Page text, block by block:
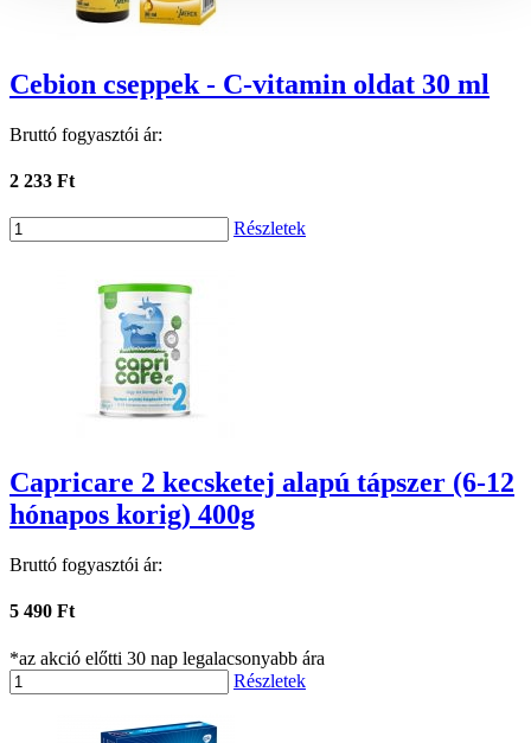
Cebion cseppek - C-vitamin oldat 30 ml
Bruttó fogyasztói ár:
2 233 Ft
Részletek
Capricare 2 kecsketej alapú tápszer (6-12
hónapos korig) 400g
Bruttó fogyasztói ár:
5 490 Ft
*az akció előtti 30 nap legalacsonyabb ára
Részletek